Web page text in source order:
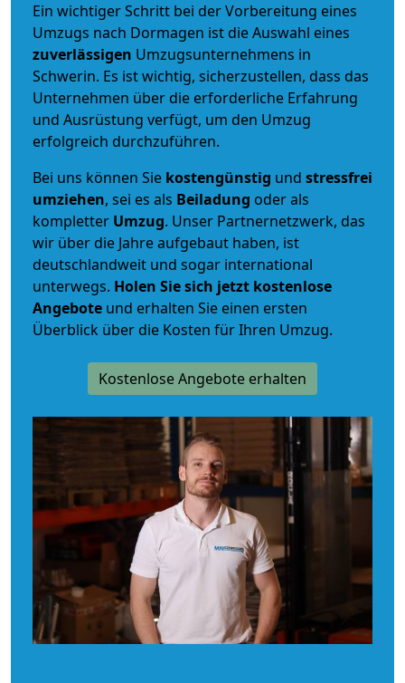
Ein wichtiger Schritt bei der Vorbereitung eines
Umzugs nach Dormagen ist die Auswahl eines
zuverlässigen Umzugsunternehmens in
Schwerin. Es ist wichtig, sicherzustellen, dass das
Unternehmen über die erforderliche Erfahrung
und Ausrüstung verfügt, um den Umzug
erfolgreich durchzuführen.
Bei uns können Sie kostengünstig und stressfrei
umziehen, sei es als Beiladung oder als
kompletter Umzug. Unser Partnernetzwerk, das
wir über die Jahre aufgebaut haben, ist
deutschlandweit und sogar international
unterwegs. Holen Sie sich jetzt kostenlose
Angebote und erhalten Sie einen ersten
Überblick über die Kosten für Ihren Umzug.
Kostenlose Angebote erhalten